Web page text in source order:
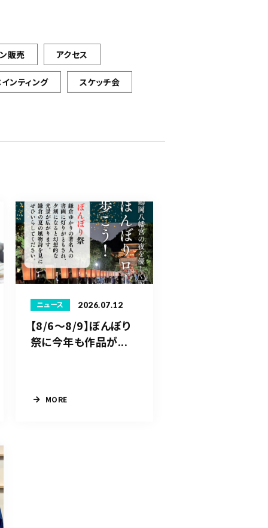
販売 アクセス
ンティング スケッチ会
ニュース 2026.07.12
【8/6〜8/9】ぼんぼり
祭に今年も作品が...
MORE